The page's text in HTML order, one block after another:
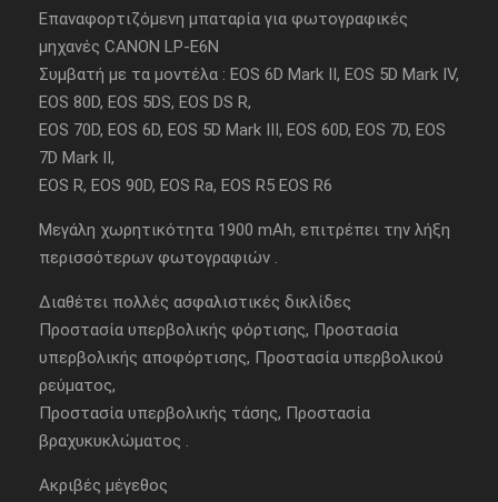
Επαναφορτιζόμενη μπαταρία για φωτογραφικές
μηχανές CANON LP-E6N
Συμβατή με τα μοντέλα : EOS 6D Mark II, EOS 5D Mark IV,
EOS 80D, EOS 5DS, EOS DS R,
EOS 70D, EOS 6D, EOS 5D Mark III, EOS 60D, EOS 7D, EOS
7D Mark II,
EOS R, EOS 90D, EOS Ra, EOS R5 EOS R6
Μεγάλη χωρητικότητα 1900 mAh, επιτρέπει την λήξη
περισσότερων φωτογραφιών .
Διαθέτει πολλές ασφαλιστικές δικλίδες
Προστασία υπερβολικής φόρτισης, Προστασία
υπερβολικής αποφόρτισης, Προστασία υπερβολικού
ρεύματος,
Προστασία υπερβολικής τάσης, Προστασία
βραχυκυκλώματος .
Ακριβές μέγεθος